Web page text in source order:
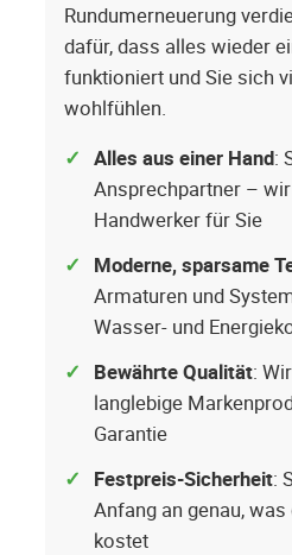
Rundumerneuerung
dafür, dass alles wieder
funktioniert und Sie sich
wohlfühlen.
Alles aus einer Hand:
Ansprechpartner –
Handwerker für Sie
Moderne, sparsame
Armaturen und
Wasser- und
Bewährte Qualität:
langlebige
Garantie
Festpreis-Sicherheit:
Anfang an genau,
kostet